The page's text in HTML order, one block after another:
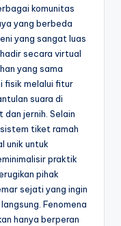
komunitas
yang berbeda
yang sangat luas
secara virtual
yang sama
fisik melalui fitur
suara di
jernih. Selain
tiket ramah
unik untuk
praktik
pihak
sejati yang ingin
Fenomena
hanya berperan